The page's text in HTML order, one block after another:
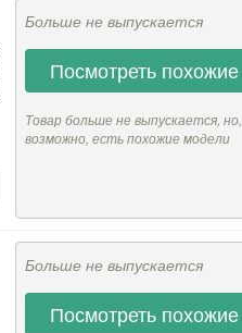
Больше не выпускается
Посмотреть похожие
Товар больше не выпускается, но,
возможно, есть похожие модели
Больше не выпускается
Посмотреть похожие